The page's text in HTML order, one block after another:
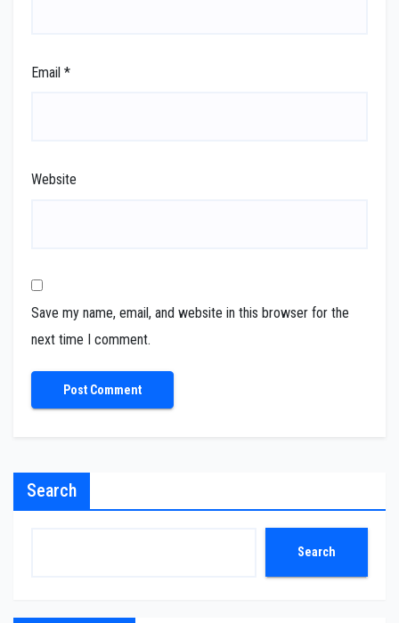
Email *
Website
Save my name, email, and website in this browser for the
next time I comment.
Search
Search